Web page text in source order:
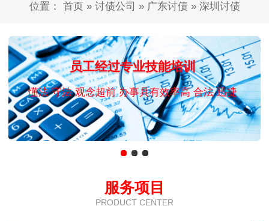
位置： 首页» 讨债公司 » 广东讨债» 深圳讨债
员工经过专业技能培训
懂法 守法 观念超前 办事具有效率高 合法 迅捷
服务项目
PRODUCT CENTER